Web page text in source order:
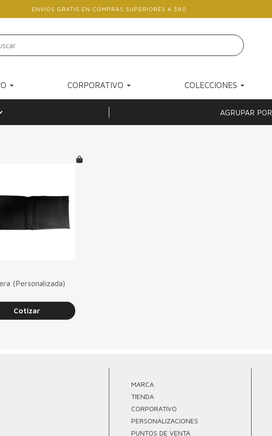
ENVÍOS GRATIS EN COMPRAS SUPERIORES A $80
CORPORATIVO COLECCIONES
AGRUPAR POR
(Personalizada)
Cotizar
MARCA
TIENDA
CORPORATIVO
PERSONALIZACIONES
PUNTOS DE VENTA